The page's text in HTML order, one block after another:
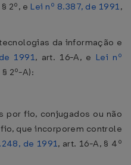
2º, e Lei nº 8.387, de 1991,
da informação e
1991, art. 16-A, e Lei nº
2º-A):
fio, conjugados ou não
que incorporem controle
de 1991, art. 16-A, § 4º